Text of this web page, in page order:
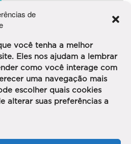
de
você tenha a melhor
Eles nos ajudam a lembrar
como você interage com
uma navegação mais
escolher quais cookies
alterar suas preferências a
3 4 5 ...
»»
NOS